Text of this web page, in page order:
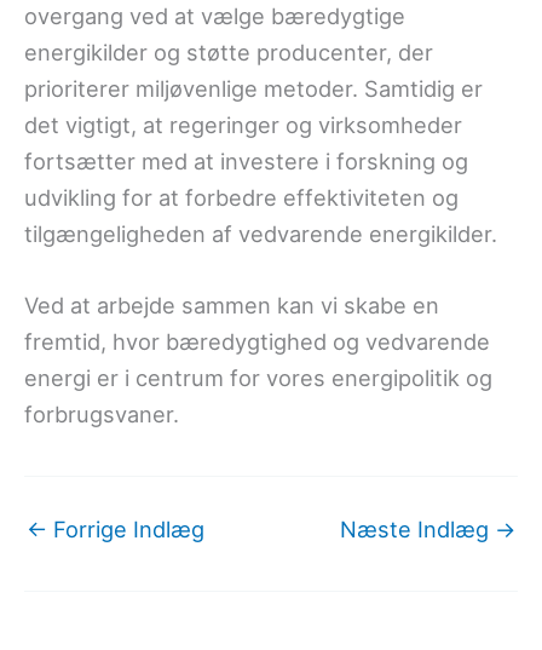
overgang ved at vælge bæredygtige
energikilder og støtte producenter, der
prioriterer miljøvenlige metoder. Samtidig er
det vigtigt, at regeringer og virksomheder
fortsætter med at investere i forskning og
udvikling for at forbedre effektiviteten og
tilgængeligheden af vedvarende energikilder.
Ved at arbejde sammen kan vi skabe en
fremtid, hvor bæredygtighed og vedvarende
energi er i centrum for vores energipolitik og
forbrugsvaner.
← Forrige Indlæg Næste Indlæg →